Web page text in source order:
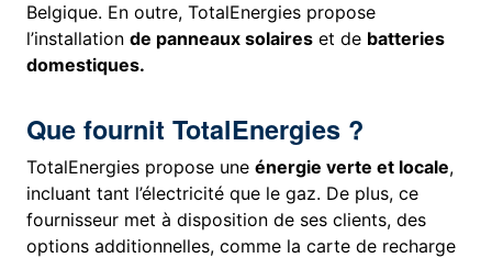
Belgique. En outre, TotalEnergies propose
l’installation de panneaux solaires et de batteries
domestiques.
Que fournit TotalEnergies ?
TotalEnergies propose une énergie verte et locale,
incluant tant l’électricité que le gaz. De plus, ce
fournisseur met à disposition de ses clients, des
options additionnelles, comme la carte de recharge